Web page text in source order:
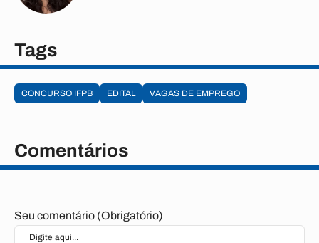
Tags
CONCURSO IFPB EDITAL VAGAS DE EMPREGO
Comentários
Seu comentário (Obrigatório)